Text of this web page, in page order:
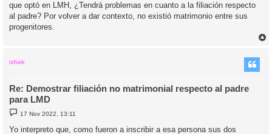
que optó en LMH, ¿Tendrá problemas en cuanto a la filiación respecto
al padre? Por volver a dar contexto, no existió matrimonio entre sus
progenitores.
izhak
Re: Demostrar filiación no matrimonial respecto al padre
para LMD
M
e
n
s
17 Nov 2022, 13:11
Yo interpreto que, como fueron a inscribir a esa persona sus dos